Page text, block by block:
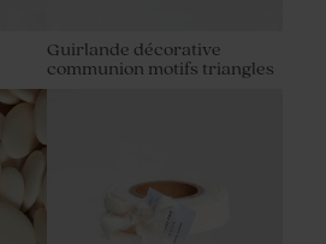
Guirlande décorative
communion motifs triangles